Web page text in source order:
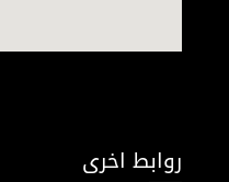
روابط اخرى